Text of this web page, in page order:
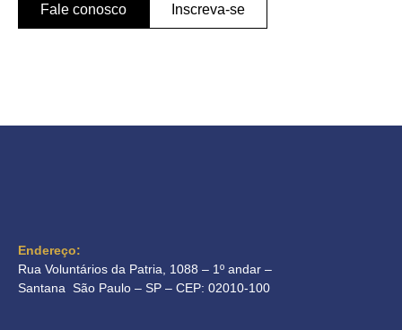
Fale conosco Inscreva-se
Endereço:
Rua Voluntários da Patria, 1088 – 1º andar –
Santana São Paulo – SP – CEP: 02010-100